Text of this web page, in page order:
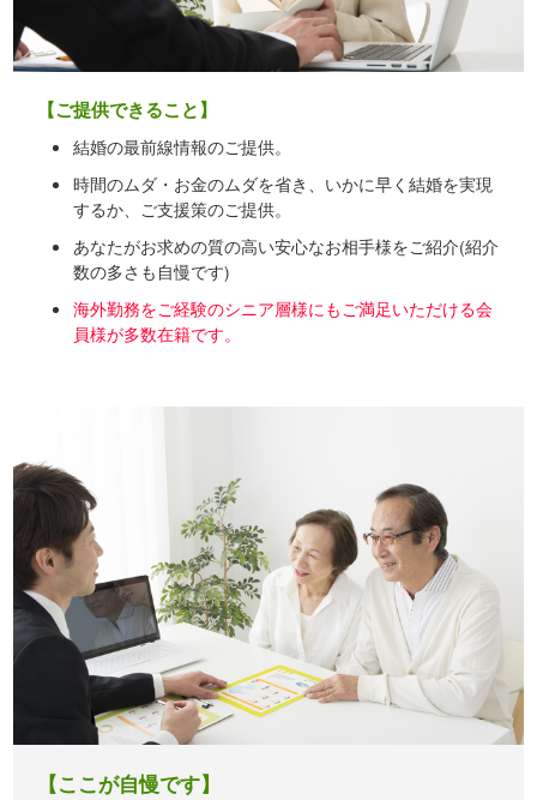
【ご提供できること】
結婚の最前線情報のご提供。
時間のムダ・お金のムダを省き、いかに早く結婚を実現
するか、ご支援策のご提供。
あなたがお求めの質の高い安心なお相手様をご紹介(紹介
数の多さも自慢です)
海外勤務をご経験のシニア層様にもご満足いただける会
員様が多数在籍です。
【ここが自慢です】